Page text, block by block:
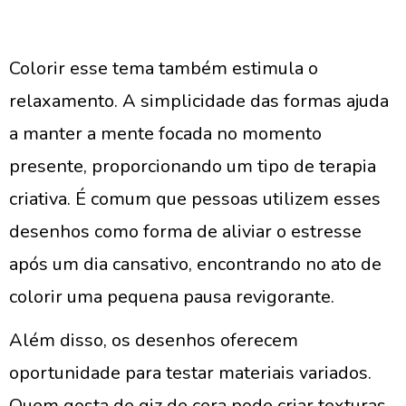
Colorir esse tema também estimula o
relaxamento. A simplicidade das formas ajuda
a manter a mente focada no momento
presente, proporcionando um tipo de terapia
criativa. É comum que pessoas utilizem esses
desenhos como forma de aliviar o estresse
após um dia cansativo, encontrando no ato de
colorir uma pequena pausa revigorante.
Além disso, os desenhos oferecem
oportunidade para testar materiais variados.